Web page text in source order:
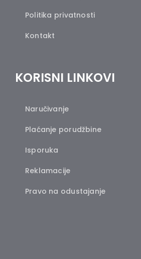
Politika privatnosti
Kontakt
KORISNI LINKOVI
Naručivanje
Plaćanje porudžbine
Isporuka
Reklamacije
Pravo na odustajanje